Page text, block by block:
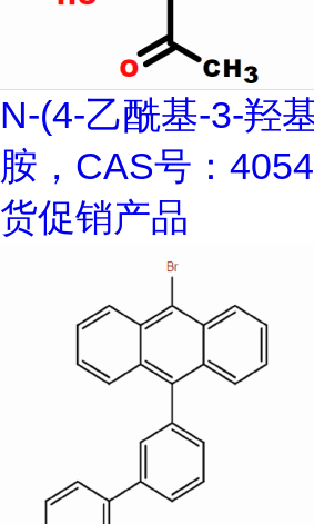
N-(4-乙酰基-3-羟
胺，CAS号：
货促销产品